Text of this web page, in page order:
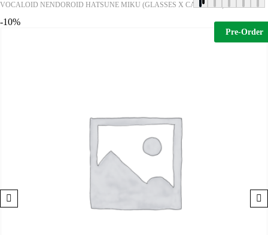
VOCALOID NENDOROID HATSUNE MIKU (GLASSES X CAFE VER.)
-10%
Pre-Order